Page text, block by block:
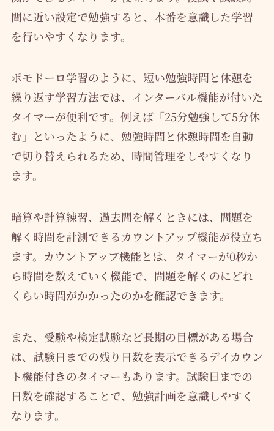
間に近い設定で勉強すると、本番を意識した学習
を行いやすくなります。
ポモドーロ学習のように、短い勉強時間と休憩を
繰り返す学習方法では、インターバル機能が付いた
タイマーが便利です。例えば「25分勉強して5分休
む」といったように、勉強時間と休憩時間を自動
で切り替えられるため、時間管理をしやすくなり
ます。
暗算や計算練習、過去問を解くときには、問題を
解く時間を計測できるカウントアップ機能が役立ち
ます。カウントアップ機能とは、タイマーが0秒か
ら時間を数えていく機能で、問題を解くのにどれ
くらい時間がかかったのかを確認できます。
また、受験や検定試験など長期の目標がある場合
は、試験日までの残り日数を表示できるデイカウン
ト機能付きのタイマーもあります。試験日までの
日数を確認することで、勉強計画を意識しやすく
なります。